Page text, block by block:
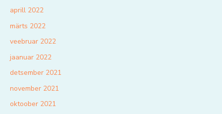
aprill 2022
märts 2022
veebruar 2022
jaanuar 2022
detsember 2021
november 2021
oktoober 2021